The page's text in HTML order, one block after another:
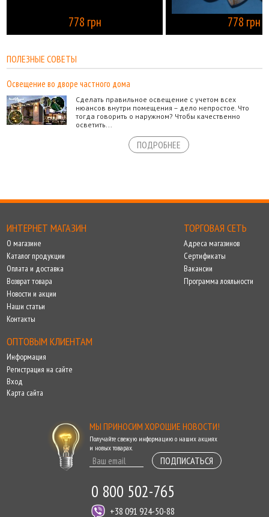
778 грн 778 грн
ПОЛЕЗНЫЕ СОВЕТЫ
Освещение во дворе частного дома
Сделать правильное освещение с учетом всех
нюансов внутри помещения – дело непростое. Что
тогда говорить о наружном? Чтобы качественно
осветить...
ПОДРОБНЕЕ
ИНТЕРНЕТ МАГАЗИН
О магазине
Каталог продукции
Оплата и доставка
Возврат товара
Новости и акции
Наши статьи
Контакты
ТОРГОВАЯ СЕТЬ
Адреса магазинов
Сертификаты
Вакансии
Программа лояльности
ОПТОВЫМ КЛИЕНТАМ
Информация
Регистрация на сайте
Вход
Карта сайта
МЫ ПРИНОСИМ ХОРОШИЕ НОВОСТИ!
Получайте свежую информацию о наших акциях
и новых товарах.
ПОДПИСАТЬСЯ
0 800 502-765
+38 091 924-50-88